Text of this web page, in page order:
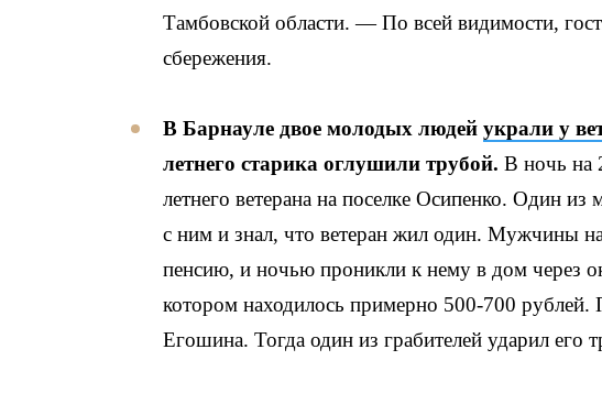
Тамбовской области. — По всей видимости,
сбережения.
В Барнауле двое молодых людей украли у
летнего старика оглушили трубой. В ночь на
летнего ветерана на поселке Осипенко. Один
с ним и знал, что ветеран жил один. Мужчины
пенсию, и ночью проникли к нему в дом через
котором находилось примерно 500-700
Егошина. Тогда один из грабителей ударил его